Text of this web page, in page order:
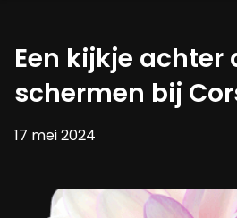
Een kijkje achter
schermen bij
17 mei 2024